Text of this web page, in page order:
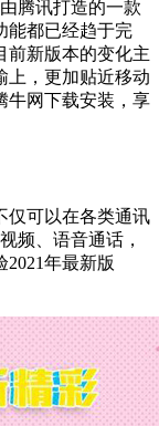
腾讯打造的一款
能都已经趋于完
前新版本的变化主
上，更加贴近移动
牛网下载安装，享
仅可以在各类通讯
频、语音通话，
年最新版